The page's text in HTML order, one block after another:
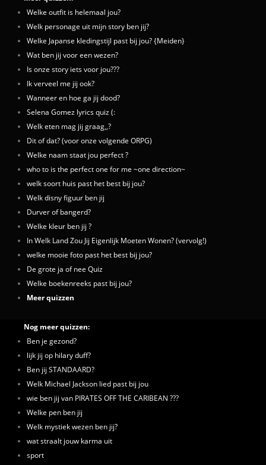
Welke outfit is helemaal jou?
Welk personage uit mijn story ben jij?
Welke Japanse kledingstijl past bij jou? {Meiden}
Wat ben jij voor een wezen?
Is onze story iets voor jou???
Ik verveel me jij ook?
Wanneer en hoe ga jij dood?
Selena Gomez lyrics quiz (:
Welk eten mag jij graag,,?
Dit of dat? (voor onze volgende ORPG)
Welke naam staat jou perfect ?
who to is the perfect one for me ~one direction~
welk soort huis past het best bij jou?
Welk disny figuur ben jij
Durver of bangerd?
Welke kleur ben jij ?
In Welk Land Zou Jij Eigenlijk Moeten Wonen? (vervolg!)
welke mooie foto past het best bij jou?
De grote ja of nee Quiz
Welke boekenreeks past bij jou?
Meer quizzen
Nog meer quizzen:
Ben je gezond?
lijk jij op hilary duff?
Ben jij STANDAARD?
Welk Michael Jackson lied past bij jou
wie ben jij van PIRATES OFF THE CARIBEAN ???
Welke pen ben jij
Welk mystiek wezen ben jij?
wat straalt jouw karma uit
sport